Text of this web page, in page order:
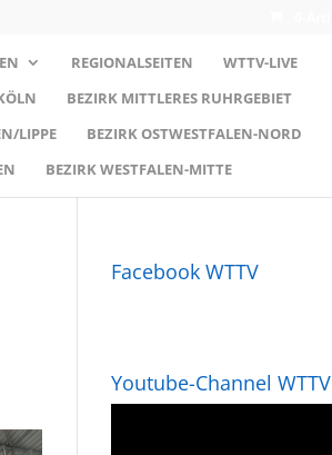
REGIONALSEITEN
WTTV-LIVE
BEZIRK MITTLERES RUHRGEBIET
LIPPE
BEZIRK OSTWESTFALEN-NORD
BEZIRK WESTFALEN-MITTE
Facebook WTTV
Youtube-Channel WTTV